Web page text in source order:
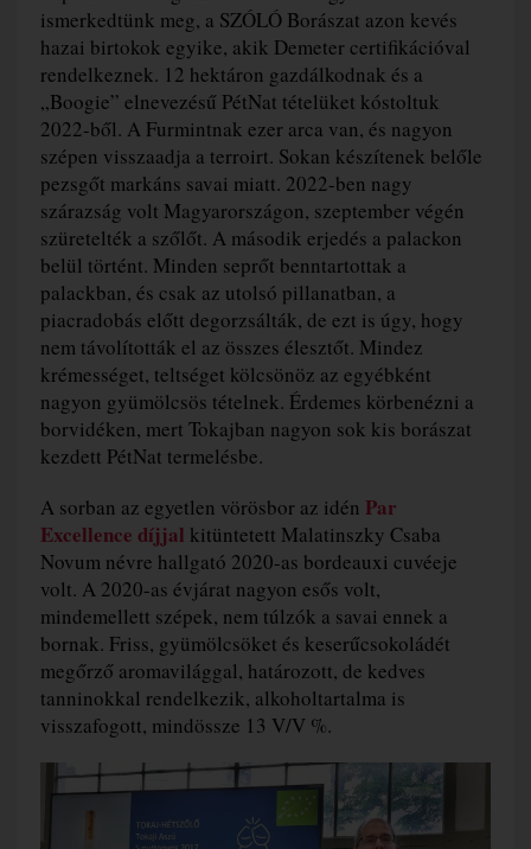
ismerkedtünk meg, a SZÓLÓ Borászat azon kevés
hazai birtokok egyike, akik Demeter certifikációval
rendelkeznek. 12 hektáron gazdálkodnak és a
„Boogie” elnevezésű PétNat tételüket kóstoltuk
2022-ből. A Furmintnak ezer arca van, és nagyon
szépen visszaadja a terroirt. Sokan készítenek belőle
pezsgőt markáns savai miatt. 2022-ben nagy
szárazság volt Magyarországon, szeptember végén
szüretelték a szőlőt. A második erjedés a palackon
belül történt. Minden seprőt benntartottak a
palackban, és csak az utolsó pillanatban, a
piacradobás előtt degorzsálták, de ezt is úgy, hogy
nem távolították el az összes élesztőt. Mindez
krémességet, teltséget kölcsönöz az egyébként
nagyon gyümölcsös tételnek. Érdemes körbenézni a
borvidéken, mert Tokajban nagyon sok kis borászat
kezdett PétNat termelésbe.
A sorban az egyetlen vörösbor az idén Par
Excellence díjjal kitüntetett Malatinszky Csaba
Novum névre hallgató 2020-as bordeauxi cuvéeje
volt. A 2020-as évjárat nagyon esős volt,
mindemellett szépek, nem túlzók a savai ennek a
bornak. Friss, gyümölcsöket és keserűcsokoládét
megőrző aromavilággal, határozott, de kedves
tanninokkal rendelkezik, alkoholtartalma is
visszafogott, mindössze 13 V/V %.